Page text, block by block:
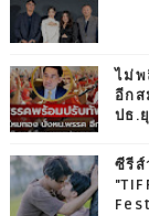
ไม่
อีก
ปธ.
ซีรีส์